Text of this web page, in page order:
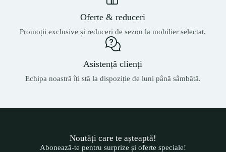
Oferte & reduceri
Promoții exclusive și reduceri de sezon la mobilier selectat.
Asistență clienți
Echipa noastră îți stă la dispoziție de luni până sâmbătă.
Noutăți care te așteaptă!
Abonează-te pentru surprize și oferte speciale!